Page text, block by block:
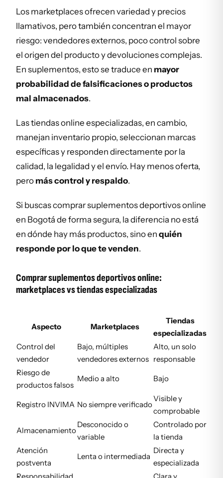
Los marketplaces ofrecen variedad y precios
llamativos, pero también concentran el mayor
riesgo: vendedores externos, poco control sobre
el origen del producto y devoluciones complejas.
En suplementos, esto se traduce en mayor
probabilidad de falsificaciones o productos
mal almacenados.
Las tiendas online especializadas, en cambio,
manejan inventario propio, seleccionan marcas
específicas y responden directamente por la
calidad, la legalidad y el envío. Hay menos oferta,
pero más control y respaldo.
Si buscas comprar suplementos deportivos online
en Bogotá de forma segura, la diferencia no está
en dónde hay más productos, sino en quién
responde por lo que te venden.
Comprar suplementos deportivos online:
marketplaces vs tiendas especializadas
Aspecto Marketplaces
Tiendas
especializadas
Control del
vendedor
Bajo, múltiples
vendedores externos
Alto, un solo
responsable
Riesgo de
productos falsos
Medio a alto Bajo
Registro INVIMA No siempre verificado
Visible y
comprobable
Almacenamiento
Desconocido o
variable
Controlado por
la tienda
Atención
postventa
Lenta o intermediada
Directa y
especializada